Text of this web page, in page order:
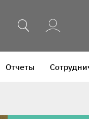
Поиск
Отчеты